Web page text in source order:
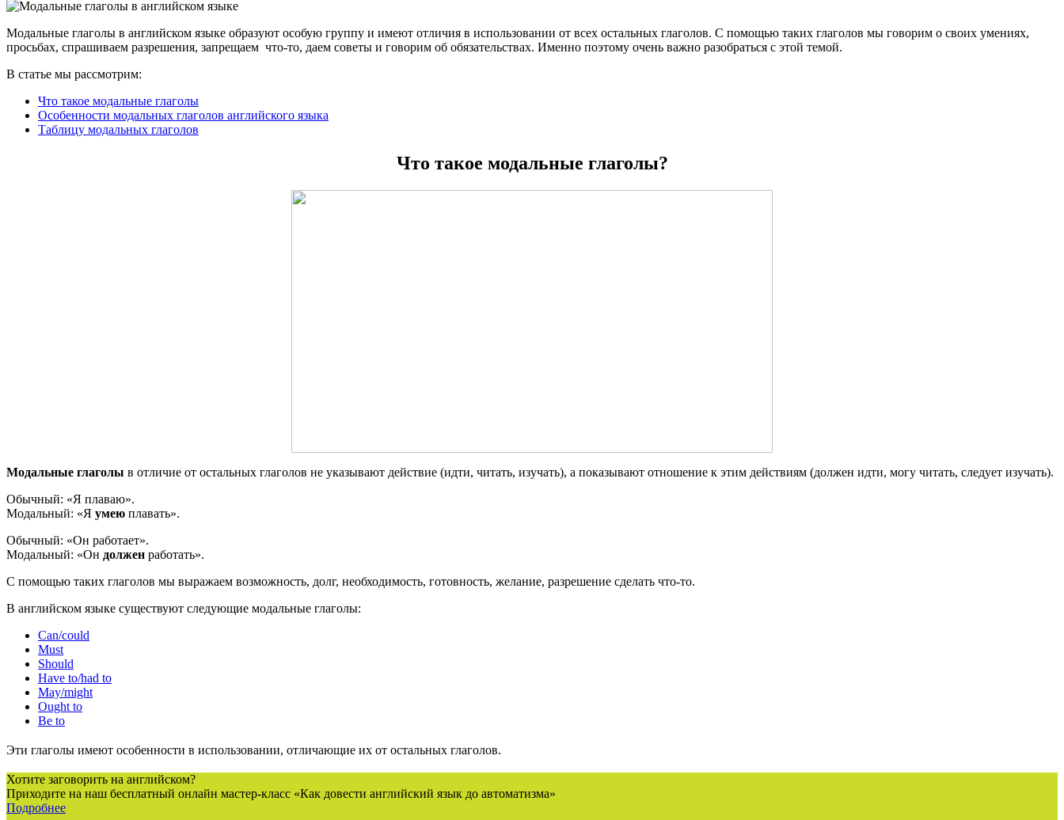
Модальные глаголы в английском языке образуют особую группу и имеют отличия в использовании от всех остальных глаголов. С помощью таких глаголов мы говорим о своих умениях,
просьбах, спрашиваем разрешения, запрещаем что-то, даем советы и говорим об обязательствах. Именно поэтому очень важно разобраться с этой темой.
В статье мы рассмотрим:
Что такое модальные глаголы
Особенности модальных глаголов английского языка
Таблицу модальных глаголов
Что такое модальные глаголы?
Модальные глаголы в отличие от остальных глаголов не указывают действие (идти, читать, изучать), а показывают отношение к этим действиям (должен идти, могу читать, следует изучать).
Обычный: «Я плаваю».
Модальный: «Я умею плавать».
Обычный: «Он работает».
Модальный: «Он должен работать».
С помощью таких глаголов мы выражаем возможность, долг, необходимость, готовность, желание, разрешение сделать что-то.
В английском языке существуют следующие модальные глаголы:
Can/could
Must
Should
Have to/had to
May/might
Ought to
Be to
Эти глаголы имеют особенности в использовании, отличающие их от остальных глаголов.
Хотите заговорить на английском?
Приходите на наш бесплатный онлайн мастер-класс «Как довести английский язык до автоматизма»
Подробнее